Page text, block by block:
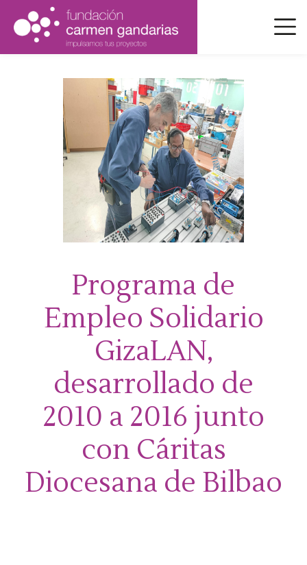
contenido
principal
Programa de
Empleo Solidario
GizaLAN,
desarrollado de
2010 a 2016 junto
con Cáritas
Diocesana de Bilbao